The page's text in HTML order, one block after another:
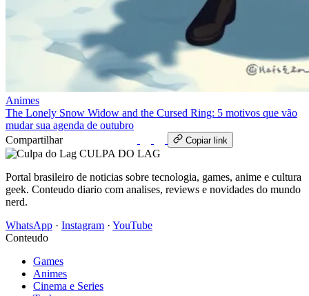
Animes
The Lonely Snow Widow and the Cursed Ring: 5 motivos que vão
mudar sua agenda de outubro
Compartilhar
Copiar link
CULPA DO LAG
Portal brasileiro de noticias sobre tecnologia, games, anime e cultura
geek. Conteudo diario com analises, reviews e novidades do mundo
nerd.
WhatsApp · Instagram · YouTube
Conteudo
Games
Animes
Cinema e Series